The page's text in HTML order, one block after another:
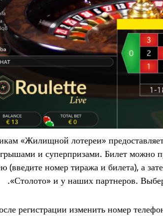
«Жилищной лотереи»
и суперпризами. Билет можно
(введите номер тиража и билета), а
«Столото» и у наших партнеров.
регистрации изменить номер